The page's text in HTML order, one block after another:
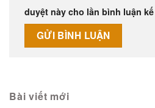
duyệt này cho lần bình luận
Bài viết mới